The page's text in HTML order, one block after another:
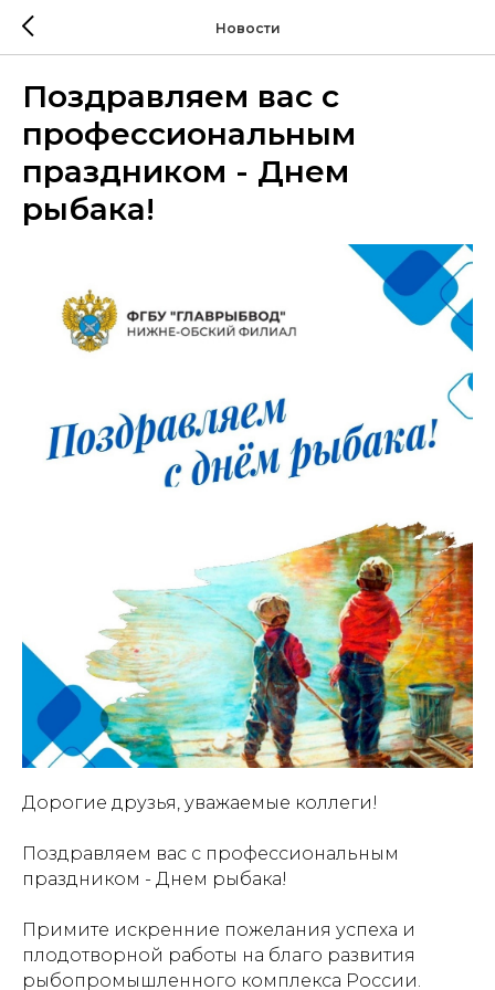
Новости
Поздравляем вас с
профессиональным
праздником - Днем
рыбака!
Дорогие друзья, уважаемые коллеги!
Поздравляем вас с профессиональным
праздником - Днем рыбака!
Примите искренние пожелания успеха и
плодотворной работы на благо развития
рыбопромышленного комплекса России.